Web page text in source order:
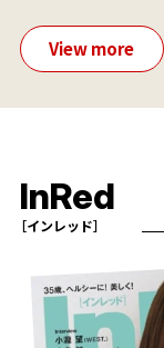
View more
InRed
［インレッド］